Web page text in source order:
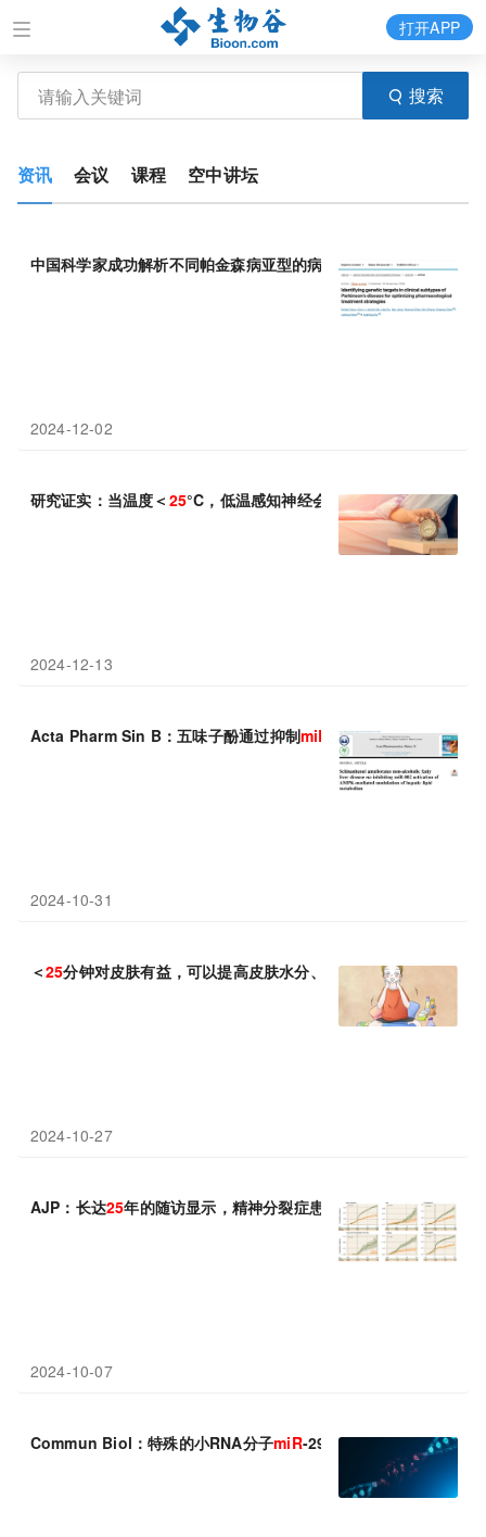
搜索
打开APP
资讯 会议 课程 空中讲坛
中国科学家成功解析不同帕金森病亚型的病理基础，并筛选出25
2024-12-02
研究证实：当温度＜ 25°C，低温感知神经会抑制与昼夜节律相关
2024-12-13
Acta Pharm Sin B：五味子酚通过抑制miR -802激活ampk介导
2024-10-31
＜25分钟对皮肤有益，可以提高皮肤水分、减少红斑并激活AQP3
2024-10-27
AJP：长达25年的随访显示，精神分裂症患者使用氯氮平发生胃
2024-10-07
Commun Biol：特殊的小RNA分子miR-29在驱动机体衰老过程中